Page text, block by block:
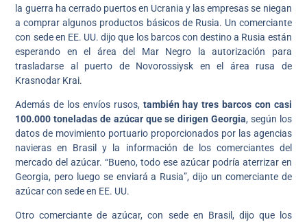
la guerra ha cerrado puertos en Ucrania y las empresas se niegan
a comprar algunos productos básicos de Rusia. Un comerciante
con sede en EE. UU. dijo que los barcos con destino a Rusia están
esperando en el área del Mar Negro la autorización para
trasladarse al puerto de Novorossiysk en el área rusa de
Krasnodar Krai.
Además de los envíos rusos, también hay tres barcos con casi
100.000 toneladas de azúcar que se dirigen Georgia, según los
datos de movimiento portuario proporcionados por las agencias
navieras en Brasil y la información de los comerciantes del
mercado del azúcar. “Bueno, todo ese azúcar podría aterrizar en
Georgia, pero luego se enviará a Rusia”, dijo un comerciante de
azúcar con sede en EE. UU.
Otro comerciante de azúcar, con sede en Brasil, dijo que los